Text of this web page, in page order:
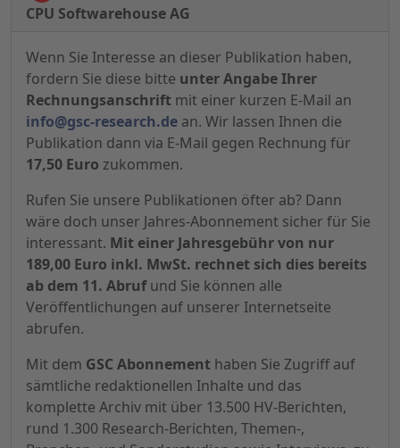
CPU Softwarehouse AG
Wenn Sie Interesse an dieser Publikation haben,
fordern Sie diese bitte unter Angabe Ihrer
Rechnungsanschrift mit einer kurzen E-Mail an
info@gsc-research.de an. Wir lassen Ihnen die
Publikation dann via E-Mail gegen Rechnung für
17,50 Euro zukommen.
Rufen Sie unsere Publikationen öfter ab? Dann
wäre doch unser Jahres-Abonnement sicher für Sie
interessant. Mit einer Jahresgebühr von nur
189,00 Euro inkl. MwSt. rechnet sich dies bereits
ab dem 11. Abrufund Sie können alle
Veröffentlichungen auf unserer Internetseite
abrufen.
Mit dem GSC Abonnement haben Sie Zugriff auf
sämtliche redaktionellen Inhalte und das
komplette Archiv mit über 13.500 HV-Berichten,
rund 1.300 Research-Berichten, Themen-,